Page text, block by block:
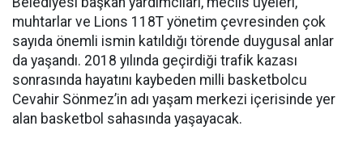
muhtarlar ve Lions 118T yönetim çevresinden çok
sayıda önemli ismin katıldığı törende duygusal anlar
da yaşandı. 2018 yılında geçirdiği trafik kazası
sonrasında hayatını kaybeden milli basketbolcu
Cevahir Sönmez’in adı yaşam merkezi içerisinde yer
alan basketbol sahasında yaşayacak.